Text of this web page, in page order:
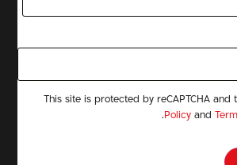
This site is protected by reCAPTCHA and
Policy and